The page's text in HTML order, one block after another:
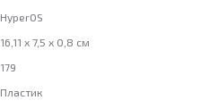
HyperOS
16,11 x 7,5 x 0,8 см
179
Пластик